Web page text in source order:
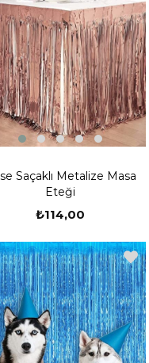
Saçaklı Metalize Masa
Eteği
₺114,00